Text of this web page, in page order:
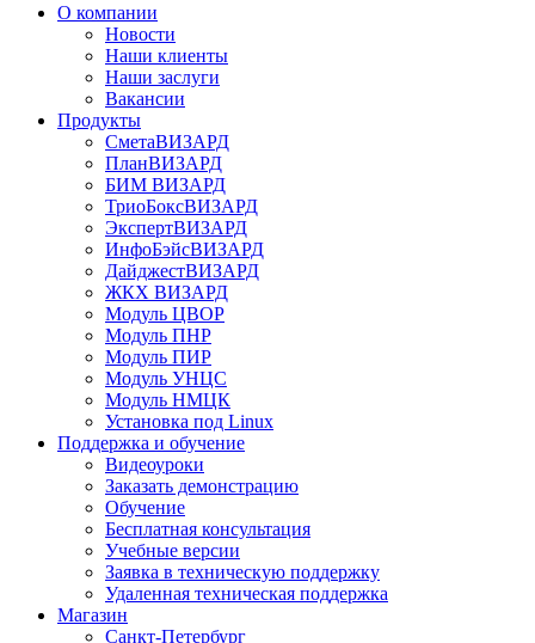
О компании
Новости
Наши клиенты
Наши заслуги
Вакансии
Продукты
СметаВИЗАРД
ПланВИЗАРД
БИМ ВИЗАРД
ТриоБоксВИЗАРД
ЭкспертВИЗАРД
ИнфоБэйсВИЗАРД
ДайджестВИЗАРД
ЖКХ ВИЗАРД
Модуль ЦВОР
Модуль ПНР
Модуль ПИР
Модуль УНЦС
Модуль НМЦК
Установка под Linux
Поддержка и обучение
Видеоуроки
Заказать демонстрацию
Обучение
Бесплатная консультация
Учебные версии
Заявка в техническую поддержку
Удаленная техническая поддержка
Магазин
Санкт-Петербург